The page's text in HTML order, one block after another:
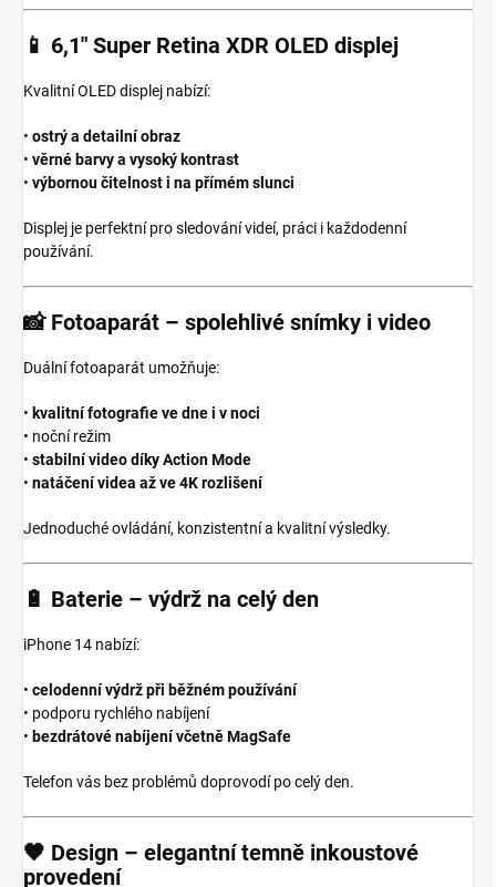
📱 6,1″ Super Retina XDR OLED displej
Kvalitní OLED displej nabízí:
• ostrý a detailní obraz
• věrné barvy a vysoký kontrast
• výbornou čitelnost i na přímém slunci
Displej je perfektní pro sledování videí, práci i každodenní
používání.
📸 Fotoaparát – spolehlivé snímky i video
Duální fotoaparát umožňuje:
• kvalitní fotografie ve dne i v noci
• noční režim
• stabilní video díky Action Mode
• natáčení videa až ve 4K rozlišení
Jednoduché ovládání, konzistentní a kvalitní výsledky.
🔋 Baterie – výdrž na celý den
iPhone 14 nabízí:
• celodenní výdrž při běžném používání
• podporu rychlého nabíjení
• bezdrátové nabíjení včetně MagSafe
Telefon vás bez problémů doprovodí po celý den.
🖤 Design – elegantní temně inkoustové
provedení